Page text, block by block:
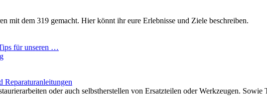
mit dem 319 gemacht. Hier könnt ihr eure Erlebnisse und Ziele beschreiben.
für unseren …
Reparaturanleitungen
oder auch selbstherstellen von Ersatzteilen oder Werkzeugen.